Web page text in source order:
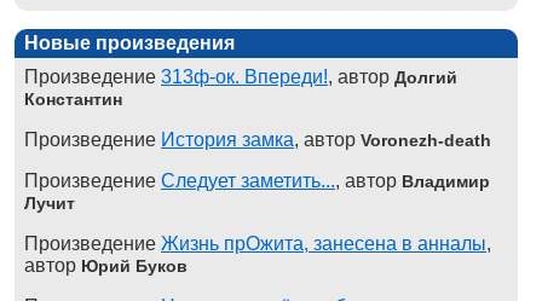
Новые произведения
Произведение 313ф-ок. Впереди!, автор Долгий
Константин
Произведение История замка, автор Voronezh-death
Произведение Следует заметить..., автор Владимир
Лучит
Произведение Жизнь прОжита, занесена в анналы,
автор Юрий Буков